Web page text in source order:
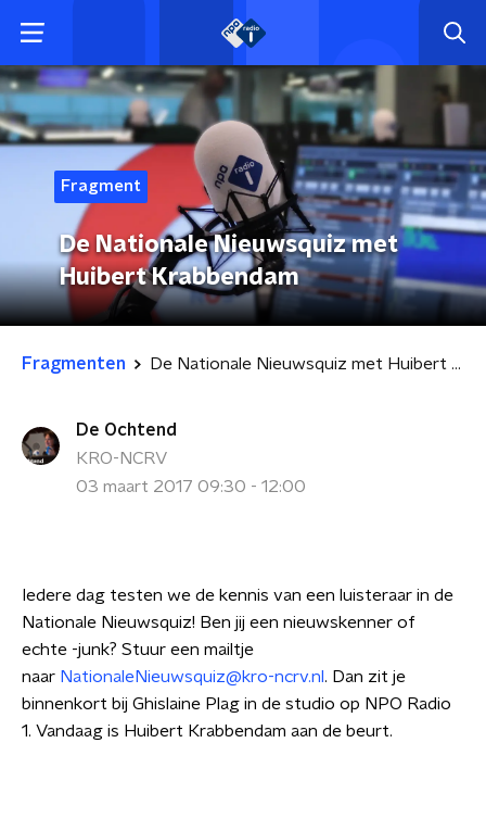
Fragment
De Nationale Nieuwsquiz met
Huibert Krabbendam
Fragmenten De Nationale Nieuwsquiz met Huibert Krabbendam
De Ochtend
KRO-NCRV
03 maart 2017 09:30 - 12:00
Iedere dag testen we de kennis van een luisteraar in de
Nationale Nieuwsquiz! Ben jij een nieuwskenner of
echte -junk? Stuur een mailtje
naar NationaleNieuwsquiz@kro-ncrv.nl . Dan zit je
binnenkort bij Ghislaine Plag in de studio op NPO Radio
1. Vandaag is Huibert Krabbendam aan de beurt.